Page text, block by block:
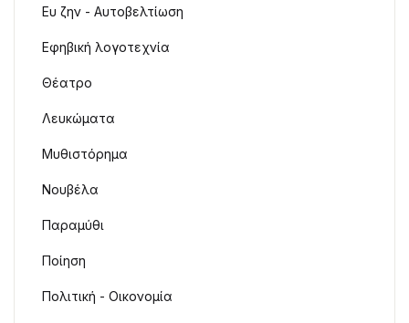
Ευ ζην - Αυτοβελτίωση
Εφηβική λογοτεχνία
Θέατρο
Λευκώματα
Μυθιστόρημα
Νουβέλα
Παραμύθι
Ποίηση
Πολιτική - Οικονομία